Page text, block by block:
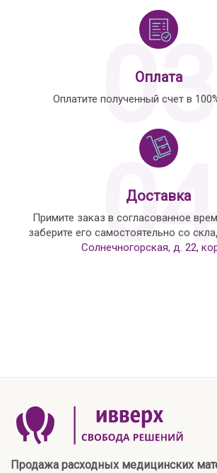
03
Оплата
Оплатите полученный счет в
04
Доставка
Примите заказ в согласованное
заберите его самостоятельно со
Солнечногорская, д. 22,
Продажа расходных медицинских